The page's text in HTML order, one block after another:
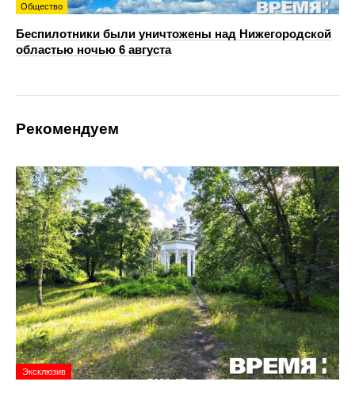
Общество
Беспилотники были уничтожены над Нижегородской
областью ночью 6 августа
Рекомендуем
Эксклюзив